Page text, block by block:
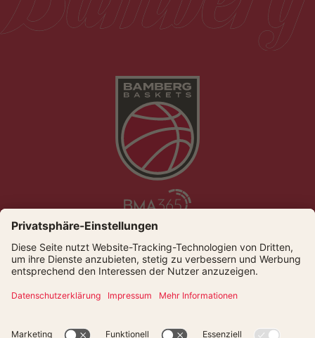
Die Bamberg Baskets live und auf Abruf bei Dyn
© Bamberger Basketball GmbH
Presse
Datenschutz
Newsletter